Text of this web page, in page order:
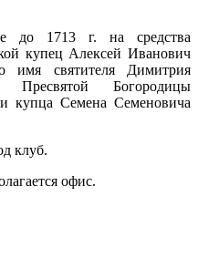
до 1713 г. на средства
купец Алексей Иванович
имя святителя Димитрия
Пресвятой Богородицы
купца Семена Семеновича
клуб.
офис.